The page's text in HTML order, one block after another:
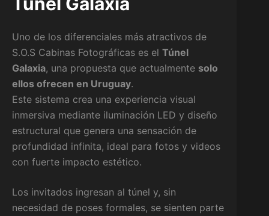
Uno de los diferenciales más atractivos de
S.O.S Cabinas Fotográficas es el Túnel
Galaxia, una propuesta que actualmente solo
ellos ofrecen en Uruguay.
Este sistema crea una experiencia visual
inmersiva mediante iluminación LED y diseño
estructural que genera una sensación de
profundidad infinita, ideal para fotos y videos
con fuerte impacto estético.
Los invitados ingresan al túnel y, sin
necesidad de poses formales, se sienten parte